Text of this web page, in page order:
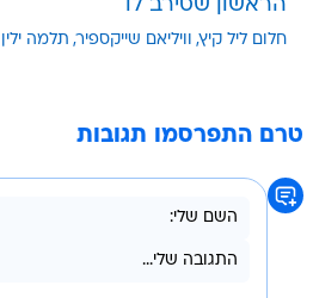
הראשון שסירב לו
חלום ליל קיץ וויליאם שייקספיר תלמה ילין
טרם התפרסמו תגובות